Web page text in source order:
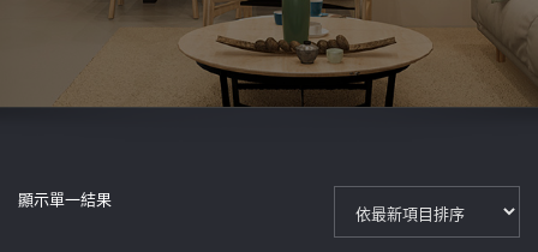
顯示單一結果